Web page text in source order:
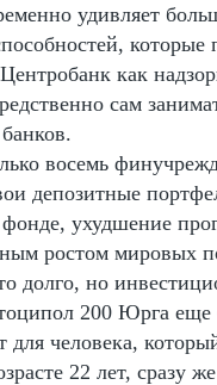
удивляет
которые
как
сам
восемь
депозитные
ухудшение
ростом мировых
долго, но
200 Юрга
для человека,
22 лет, сразу